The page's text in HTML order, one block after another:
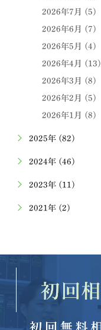
2026年7月 (5)
2026年6月 (7)
2026年5月 (4)
2026年4月 (13)
2026年3月 (8)
2026年2月 (5)
2026年1月 (8)
2025年 (82)
2024年 (46)
2023年 (11)
2021年 (2)